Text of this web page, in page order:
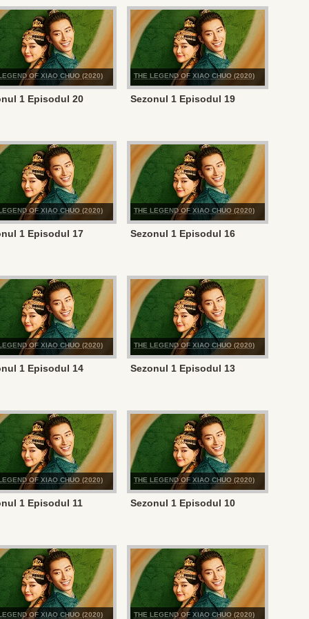
OF XIAO CHUO (2020)
1 Episodul 20
THE LEGEND OF XIAO CHUO (2020)
Sezonul 1 Episodul 19
OF XIAO CHUO (2020)
1 Episodul 17
THE LEGEND OF XIAO CHUO (2020)
Sezonul 1 Episodul 16
OF XIAO CHUO (2020)
1 Episodul 14
THE LEGEND OF XIAO CHUO (2020)
Sezonul 1 Episodul 13
OF XIAO CHUO (2020)
1 Episodul 11
THE LEGEND OF XIAO CHUO (2020)
Sezonul 1 Episodul 10
OF XIAO CHUO (2020) THE LEGEND OF XIAO CHUO (2020)